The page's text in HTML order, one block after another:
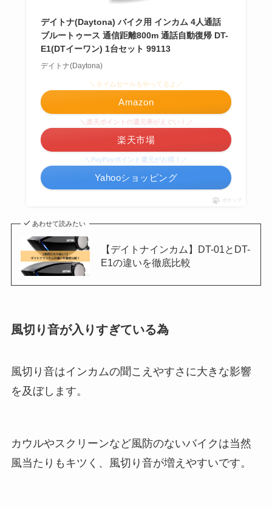
デイトナ(Daytona) バイク用 インカム 4人通話
ブルートゥース 通信距離800m 通話自動復帰 DT-
E1(DTイーワン) 1台セット 99113
デイトナ(Daytona)
＼タイムセールもやってるよ／
Amazon
＼楽天ポイントの還元率がえぐい！／
楽天市場
＼PayPayポイント還元がお得！／
Yahooショッピング
ポチップ
あわせて読みたい
【デイトナインカム】DT-01とDT-
E1の違いを徹底比較
風切り音が入りすぎている為
風切り音はインカムの聞こえやすさに大きな影響
を及ぼします。
カウルやスクリーンなど風防のないバイクは当然
風当たりもキツく、風切り音が増えやすいです。